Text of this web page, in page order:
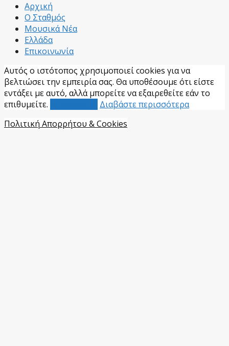
Αρχική
Ο Σταθμός
Μουσικά Νέα
Ελλάδα
Επικοινωνία
Αυτός ο ιστότοπος χρησιμοποιεί cookies για να
βελτιώσει την εμπειρία σας. Θα υποθέσουμε ότι είστε
εντάξει με αυτό, αλλά μπορείτε να εξαιρεθείτε εάν το
επιθυμείτε.
Διαβάστε περισσότερα
Πολιτική Απορρήτου & Cookies